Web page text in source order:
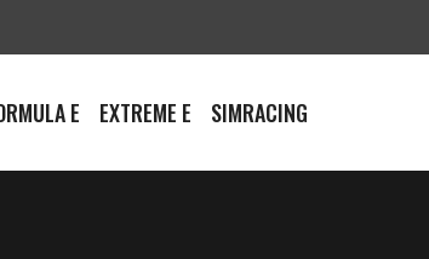
E EXTREME E SIMRACING